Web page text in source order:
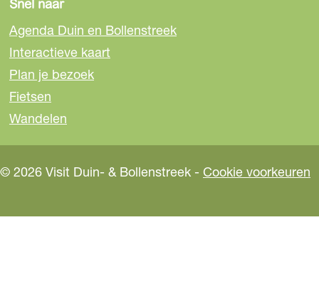
Snel naar
Agenda Duin en Bollenstreek
Interactieve kaart
Plan je bezoek
Fietsen
Wandelen
© 2026 Visit Duin- & Bollenstreek - Cookie voorkeuren